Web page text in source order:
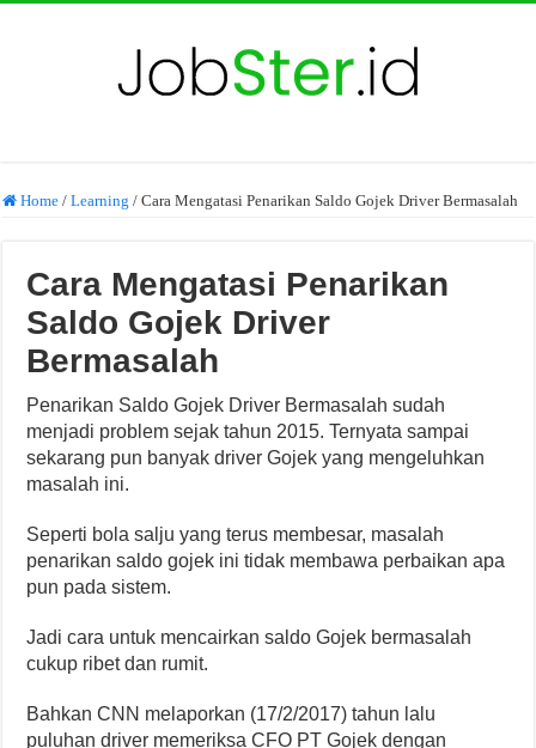
Home / Learning / Cara Mengatasi Penarikan Saldo Gojek Driver Bermasalah
Cara Mengatasi Penarikan
Saldo Gojek Driver
Bermasalah
Penarikan Saldo Gojek Driver Bermasalah sudah
menjadi problem sejak tahun 2015. Ternyata sampai
sekarang pun banyak driver Gojek yang mengeluhkan
masalah ini.
Seperti bola salju yang terus membesar, masalah
penarikan saldo gojek ini tidak membawa perbaikan apa
pun pada sistem.
Jadi cara untuk mencairkan saldo Gojek bermasalah
cukup ribet dan rumit.
Bahkan CNN melaporkan (17/2/2017) tahun lalu
puluhan driver memeriksa CFO PT Gojek dengan